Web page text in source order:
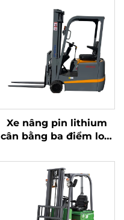
Xe nâng pin lithium
cân bằng ba điểm loại
Trung Quốc, giá cả
hợp lý